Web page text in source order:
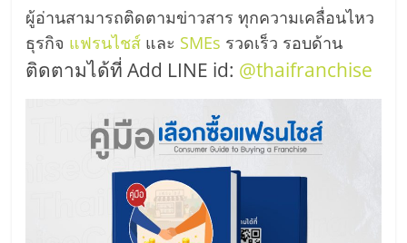
ไชส์
ขาย
หน้า
บ้าน
ลงทุน
ผู้อ่านสามารถติดตามข่าวสาร ทุกความเคลื่อนไหว
ธุรกิจ แฟรนไชส์ และ SMEs รวดเร็ว รอบด้าน
ติดตามได้ที่ Add LINE id: @thaifranchise